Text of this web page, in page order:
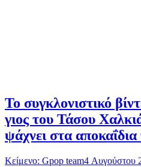
To συγκλονιστικό
γιος του Τάσου
ψάχνει στα αποκαΐδια
Κείμενο: Gpop team4 Αυγούστου